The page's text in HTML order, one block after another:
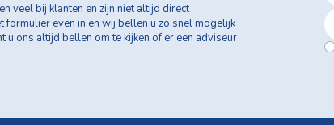
veel bij klanten en zijn niet altijd direct
formulier even in en wij bellen u zo snel mogelijk
u ons altijd bellen om te kijken of er een adviseur